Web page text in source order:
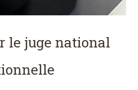
le juge national